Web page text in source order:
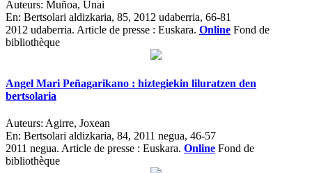
Auteurs: Muñoa, Unai
En: Bertsolari aldizkaria, 85, 2012 udaberria, 66-81
2012 udaberria. Article de presse : Euskara. Online Fond de
bibliothèque
Angel Mari Peñagarikano : hiztegiekin liluratzen den
bertsolaria
Auteurs: Agirre, Joxean
En: Bertsolari aldizkaria, 84, 2011 negua, 46-57
2011 negua. Article de presse : Euskara. Online Fond de
bibliothèque